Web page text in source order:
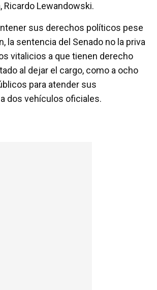
Ricardo Lewandowski.
sus derechos políticos pese
la sentencia del Senado no la priva
vitalicios a que tienen derecho
al dejar el cargo, como a ocho
para atender sus
dos vehículos oficiales.